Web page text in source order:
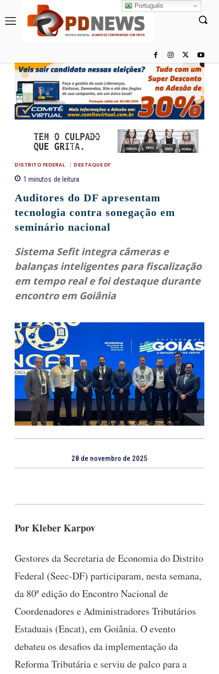
DISTRITO FEDERAL DESTAQUE DF
1 minutos de leitura
Auditores do DF apresentam
tecnologia contra sonegação em
seminário nacional
Sistema Sefit integra câmeras e
balanças inteligentes para fiscalização
em tempo real e foi destaque durante
encontro em Goiânia
28 de novembro de 2025
Por Kleber Karpov
Gestores da Secretaria de Economia do Distrito
Federal (Seec-DF) participaram, nesta semana,
da 80ª edição do Encontro Nacional de
Coordenadores e Administradores Tributários
Estaduais (Encat), em Goiânia. O evento
debateu os desafios da implementação da
Reforma Tributária e serviu de palco para a
Português